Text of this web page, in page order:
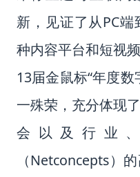
新，见证了从PC
种内容平台和短视
13届金鼠标“年度
一殊荣，充分体现
会以及行业
（Netconcepts）的